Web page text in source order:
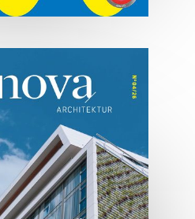
2026
- Juli/August
2026